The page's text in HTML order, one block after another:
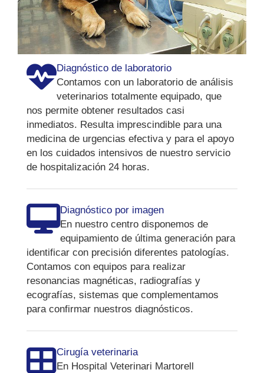
Diagnóstico de laboratorio
Contamos con un laboratorio de análisis
veterinarios totalmente equipado, que
nos permite obtener resultados casi
inmediatos. Resulta imprescindible para una
medicina de urgencias efectiva y para el apoyo
en los cuidados intensivos de nuestro servicio
de hospitalización 24 horas.
Diagnóstico por imagen
En nuestro centro disponemos de
equipamiento de última generación para
identificar con precisión diferentes patologías.
Contamos con equipos para realizar
resonancias magnéticas, radiografías y
ecografías, sistemas que complementamos
para confirmar nuestros diagnósticos.
Cirugía veterinaria
En Hospital Veterinari Martorell